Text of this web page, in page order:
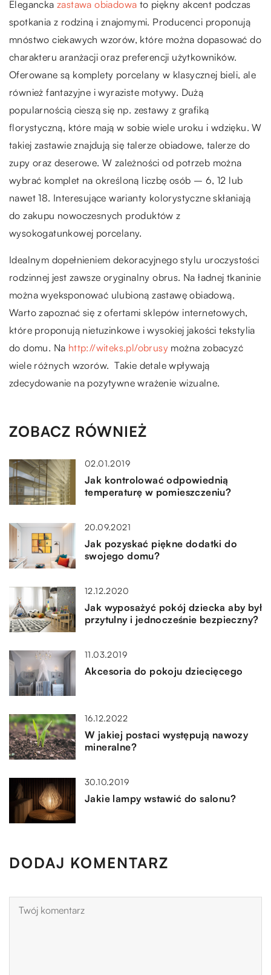
Eleganckazastawa obiadowa to piękny akcent podczas
spotkania z rodziną i znajomymi. Producenci proponują
mnóstwo ciekawych wzorów, które można dopasować do
charakteru aranżacji oraz preferencji użytkowników.
Oferowane są komplety porcelany w klasycznej bieli, ale
również fantazyjne i wyraziste motywy. Dużą
popularnością cieszą się np. zestawy z grafiką
florystyczną, które mają w sobie wiele uroku i wdzięku. W
takiej zastawie znajdują się talerze obiadowe, talerze do
zupy oraz deserowe. W zależności od potrzeb można
wybrać komplet na określoną liczbę osób – 6, 12 lub
nawet 18. Interesujące warianty kolorystyczne skłaniają
do zakupu nowoczesnych produktów z
wysokogatunkowej porcelany.
Idealnym dopełnieniem dekoracyjnego stylu uroczystości
rodzinnej jest zawsze oryginalny obrus. Na ładnej tkaninie
można wyeksponować ulubioną zastawę obiadową.
Warto zapoznać się z ofertami sklepów internetowych,
które proponują nietuzinkowe i wysokiej jakości tekstylia
do domu. Na http://witeks.pl/obrusy można zobacyzć
wiele różnych wzorów. Takie detale wpływają
zdecydowanie na pozytywne wrażenie wizualne.
ZOBACZ RÓWNIEŻ
02.01.2019
Jak kontrolować odpowiednią
temperaturę w pomieszczeniu?
20.09.2021
Jak pozyskać piękne dodatki do
swojego domu?
12.12.2020
Jak wyposażyć pokój dziecka aby był
przytulny i jednocześnie bezpieczny?
11.03.2019
Akcesoria do pokoju dziecięcego
16.12.2022
W jakiej postaci występują nawozy
mineralne?
30.10.2019
Jakie lampy wstawić do salonu?
DODAJ KOMENTARZ